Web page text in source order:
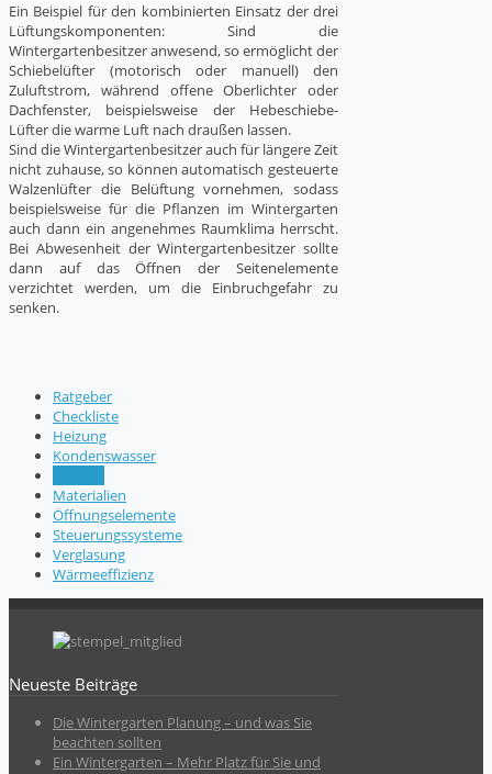
Ein Beispiel für den kombinierten Einsatz der drei
Lüftungskomponenten: Sind die
Wintergartenbesitzer anwesend, so ermöglicht der
Schiebelüfter (motorisch oder manuell) den
Zuluftstrom, während offene Oberlichter oder
Dachfenster, beispielsweise der Hebeschiebe-
Lüfter die warme Luft nach draußen lassen.
Sind die Wintergartenbesitzer auch für längere Zeit
nicht zuhause, so können automatisch gesteuerte
Walzenlüfter die Belüftung vornehmen, sodass
beispielsweise für die Pflanzen im Wintergarten
auch dann ein angenehmes Raumklima herrscht.
Bei Abwesenheit der Wintergartenbesitzer sollte
dann auf das Öffnen der Seitenelemente
verzichtet werden, um die Einbruchgefahr zu
senken.
Ratgeber
Checkliste
Heizung
Kondenswasser
Materialien
Öffnungselemente
Steuerungssysteme
Verglasung
Wärmeeffizienz
Neueste Beiträge
Die Wintergarten Planung – und was Sie
beachten sollten
Ein Wintergarten – Mehr Platz für Sie und